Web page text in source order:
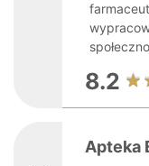
8.2
Apteka